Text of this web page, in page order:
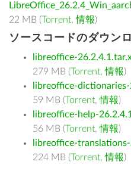
22 MB (Torrent,情報)
ソースコードのダウン
libreoffice-
279 MB (Torrent,情報)
libreoffice-
59 MB (Torrent,情報)
libreoffice-help-
56 MB (Torrent,情報)
libreoffice-
224 MB (Torrent,情報)